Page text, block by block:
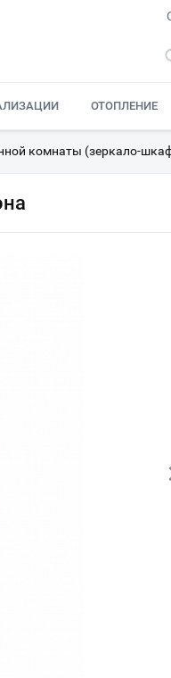
ОТОПЛЕНИЕ
комнаты (зеркало-